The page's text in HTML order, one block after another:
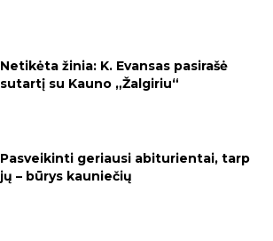
Netikėta žinia: K. Evansas pasirašė
sutartį su Kauno „Žalgiriu“
Pasveikinti geriausi abiturientai, tarp
jų – būrys kauniečių